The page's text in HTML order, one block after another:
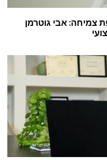
צמיחה: אבי גוטרמן